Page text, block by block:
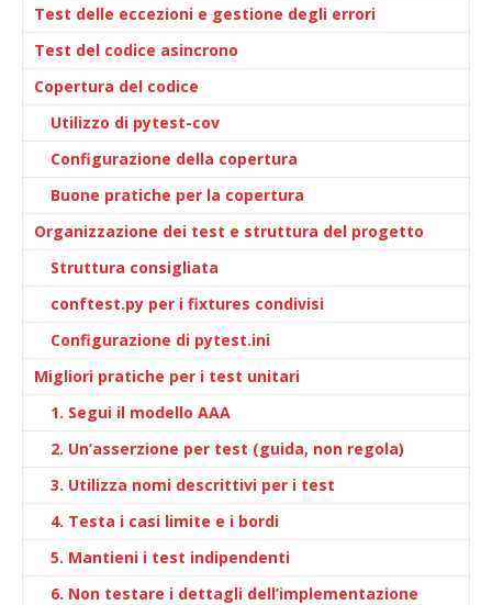
Test delle eccezioni e gestione degli errori
Test del codice asincrono
Copertura del codice
Utilizzo di pytest-cov
Configurazione della copertura
Buone pratiche per la copertura
Organizzazione dei test e struttura del progetto
Struttura consigliata
conftest.py per i fixtures condivisi
Configurazione di pytest.ini
Migliori pratiche per i test unitari
1. Segui il modello AAA
2. Un’asserzione per test (guida, non regola)
3. Utilizza nomi descrittivi per i test
4. Testa i casi limite e i bordi
5. Mantieni i test indipendenti
6. Non testare i dettagli dell’implementazione